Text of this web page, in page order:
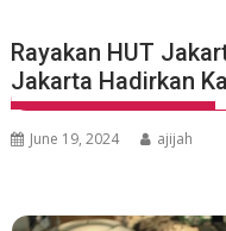
Rayakan HUT
Jakarta Hadirkan
June 19, 2024 ajijah